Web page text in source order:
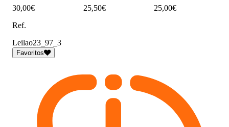
30,00€ 25,50€
25,00€
Ref.
Leilao23_97_3
Favoritos